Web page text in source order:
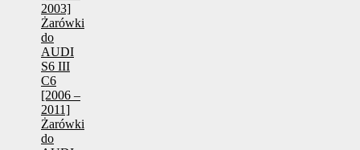
2003]
Żarówki
do
AUDI
S6 III
C6
[2006 –
2011]
Żarówki
do